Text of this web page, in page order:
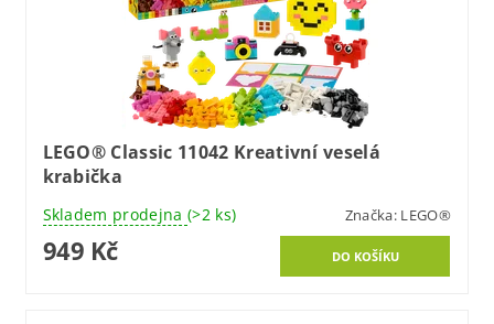
LEGO® Classic 11042 Kreativní veselá
krabička
Skladem prodejna (>2 ks) Značka: LEGO®
949 Kč